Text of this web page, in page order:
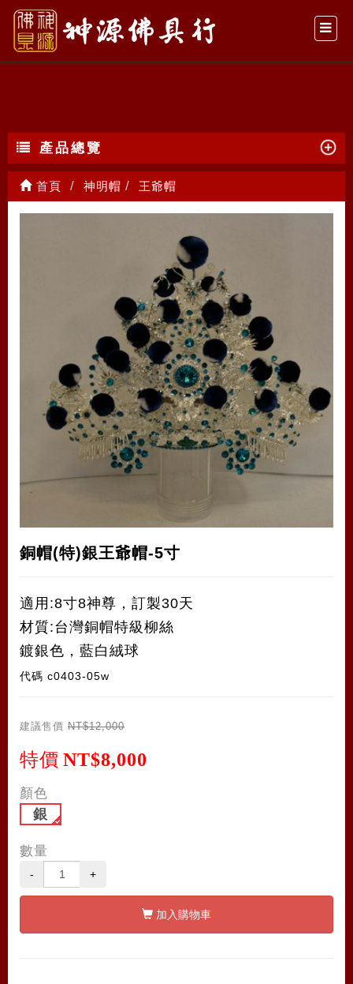
王爺帽
產品總覽
首頁 神明帽 王爺帽
銅帽(特)銀王爺帽-5寸
適用:8寸8神尊，訂製30天
材質:台灣銅帽特級柳絲
鍍銀色，藍白絨球
代碼 c0403-05w
建議售價 NT$12,000
特價 NT$8,000
顏色
銀
數量
- +
加入購物車